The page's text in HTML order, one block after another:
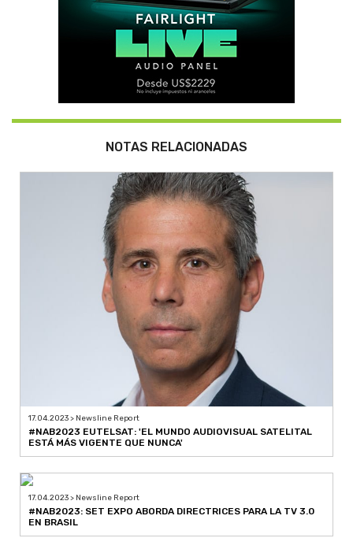
NOTAS RELACIONADAS
17.04.2023 > Newsline Report
#NAB2023 EUTELSAT: 'EL MUNDO AUDIOVISUAL SATELITAL
ESTÁ MÁS VIGENTE QUE NUNCA'
17.04.2023 > Newsline Report
#NAB2023: SET EXPO ABORDA DIRECTRICES PARA LA TV 3.0
EN BRASIL